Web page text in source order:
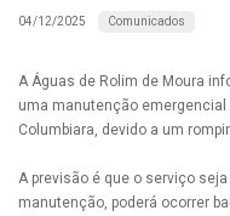
04/12/2025 Comunicados
A Águas de Rolim de Moura
uma manutenção emergencial
Columbiara, devido a um
A previsão é que o serviço
manutenção, poderá ocorrer